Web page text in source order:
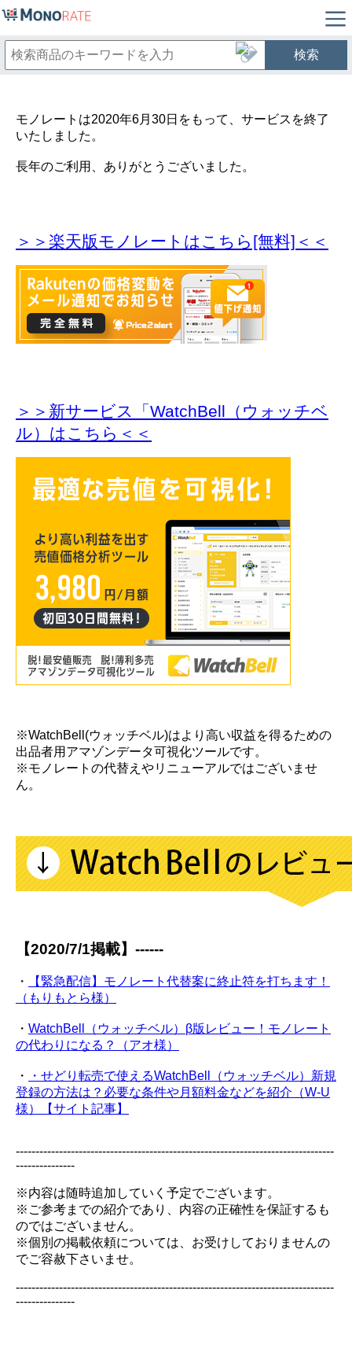
検索
モノレートは2020年6月30日をもって、サービスを終了
いたしました。
長年のご利用、ありがとうございました。
＞＞楽天版モノレートはこちら[無料]＜＜
＞＞新サービス「WatchBell（ウォッチベ
ル）はこちら＜＜
※WatchBell(ウォッチベル)はより高い収益を得るための
出品者用アマゾンデータ可視化ツールです。
※モノレートの代替えやリニューアルではございませ
ん。
【2020/7/1掲載】------
・
【緊急配信】モノレート代替案に終止符を打ちます！
（もりもとら様）
・ WatchBell（ウォッチベル）β版レビュー！モノレート
の代わりになる？（アオ様）
・
・せどり転売で使えるWatchBell（ウォッチベル）新規
登録の方法は？必要な条件や月額料金などを紹介（W-U
様）【サイト記事】
---------------------------------------------------------------------------------
---------------
※内容は随時追加していく予定でございます。
※ご参考までの紹介であり、内容の正確性を保証するも
のではございません。
※個別の掲載依頼については、お受けしておりませんの
でご容赦下さいませ。
---------------------------------------------------------------------------------
---------------